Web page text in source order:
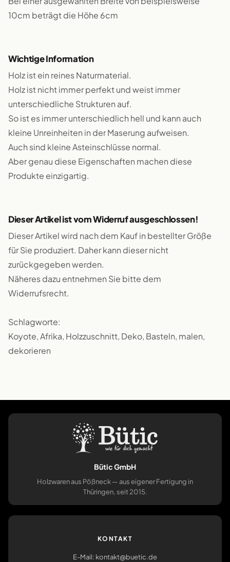
10cm beträgt die Höhe 6cm
Wichtige Information
Holz ist ein reines Naturmaterial.
Holz ist nicht immer perfekt und weist immer
unterschiedliche Strukturen auf.
So ist es immer unterschiedlich hell und kann auch
kleine Unreinheiten in der Maserung aufweisen.
Auch sind kleine Asteinschlüsse normal.
Aber genau diese Eigenschaften machen diese
Produkte einzigartig.
Dieser Artikel ist vom Widerruf ausgeschlossen!
Dieser Artikel wird nach dem Kauf in bestellter Größe
für Sie produziert. Daher kann dieser nicht
zurückgegeben werden.
Näheres dazu entnehmen Sie bitte dem
Widerrufsrecht.
Schlagworte:
Koyote, Afrika, Holzzuschnitt, Deko, Basteln, malen,
dekorieren
Bütic GmbH
Holzwaren aus Pößneck — aus eigener Fertigung in
Thüringen, seit 2015.
KONTAKT
E-Mail: kontakt@buetic.de